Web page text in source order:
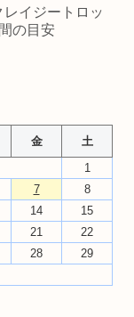
レイジートロッ
の目安
金
土
1
7
8
14
15
21
22
28
29